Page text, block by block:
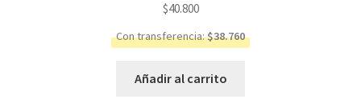
$40.800
Con transferencia:$38.760
Añadir al carrito